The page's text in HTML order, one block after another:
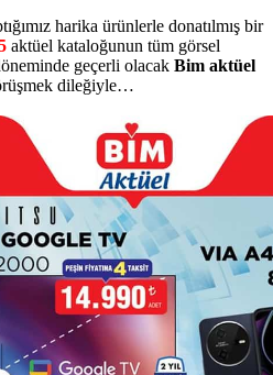
harika ürünlerle donatılmış bir
aktüel kataloğunun tüm görsel
geçerli olacak Bim aktüel
dileğiyle…